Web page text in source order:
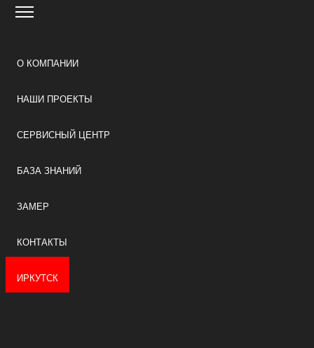
О КОМПАНИИ
НАШИ ПРОЕКТЫ
СЕРВИСНЫЙ ЦЕНТР
БАЗА ЗНАНИЙ
ЗАМЕР
КОНТАКТЫ
ИРКУТСК